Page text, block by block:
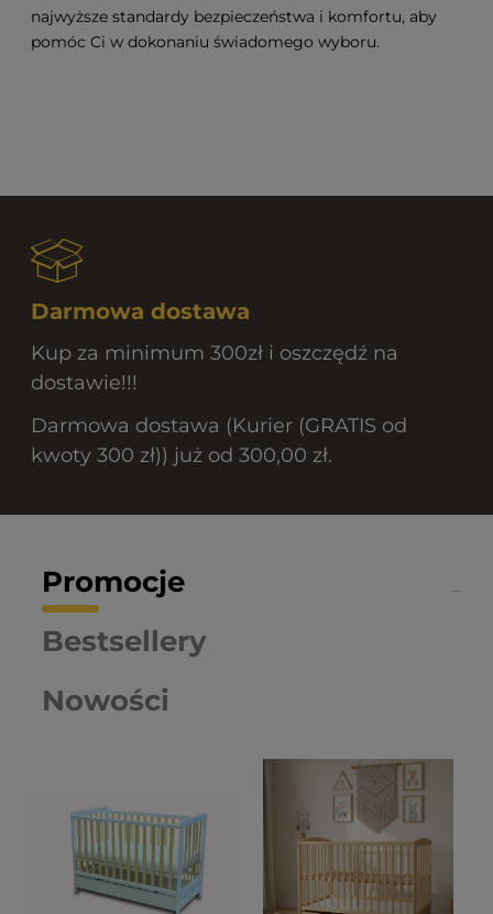
najwyższe standardy bezpieczeństwa i komfortu, aby
pomóc Ci w dokonaniu świadomego wyboru.
Darmowa dostawa
Kup za minimum 300zł i oszczędź na
dostawie!!!
Darmowa dostawa (Kurier (GRATIS od
kwoty 300 zł)) już od 300,00 zł.
Promocje
Nowości
Bestsellery